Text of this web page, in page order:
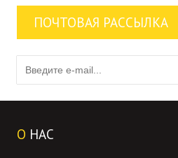
ПОЧТОВАЯ РАССЫЛКА
О НАС